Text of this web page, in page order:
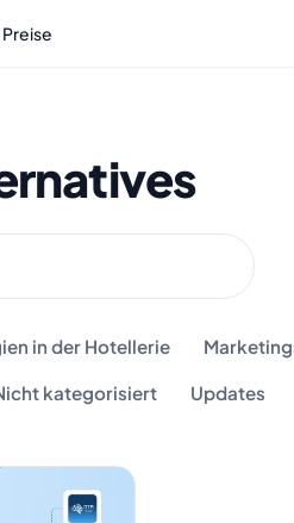
Preise
in der Hotellerie
kategorisiert Updates